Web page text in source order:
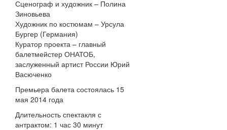
Сценограф и художник – Полина
Зиновьева
Художник по костюмам – Урсула
Бургер (Германия)
Куратор проекта – главный
балетмейстер ОНАТОБ,
заслуженный артист России Юрий
Васюченко
Премьера балета состоялась 15
мая 2014 года
Длительность спектакля с
антрактом: 1 час 30 минут